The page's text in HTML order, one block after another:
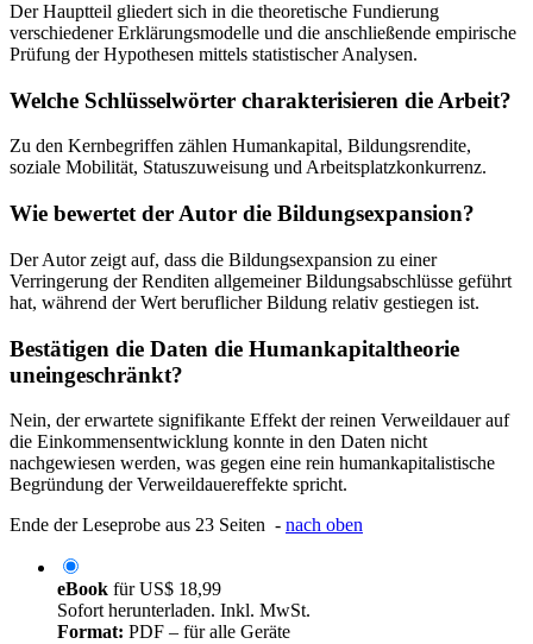
Der Hauptteil gliedert sich in die theoretische Fundierung
verschiedener Erklärungsmodelle und die anschließende empirische
Prüfung der Hypothesen mittels statistischer Analysen.
Welche Schlüsselwörter charakterisieren die Arbeit?
Zu den Kernbegriffen zählen Humankapital, Bildungsrendite,
soziale Mobilität, Statuszuweisung und Arbeitsplatzkonkurrenz.
Wie bewertet der Autor die Bildungsexpansion?
Der Autor zeigt auf, dass die Bildungsexpansion zu einer
Verringerung der Renditen allgemeiner Bildungsabschlüsse geführt
hat, während der Wert beruflicher Bildung relativ gestiegen ist.
Bestätigen die Daten die Humankapitaltheorie
uneingeschränkt?
Nein, der erwartete signifikante Effekt der reinen Verweildauer auf
die Einkommensentwicklung konnte in den Daten nicht
nachgewiesen werden, was gegen eine rein humankapitalistische
Begründung der Verweildauereffekte spricht.
Ende der Leseprobe aus 23 Seiten - nach oben
eBook fürUS$ 18,99
Sofort herunterladen. Inkl. MwSt.
Format: PDF – für alle Geräte